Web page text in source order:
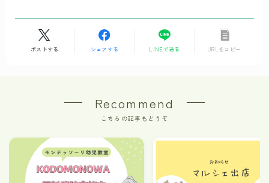
ポストする シェアする LINEで送る URLをコピー
Recommend
こちらの記事もどうぞ